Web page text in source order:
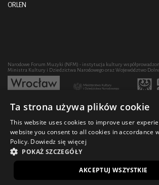
ORLEN
Narodowe Forum Muzyki (NFM) - instytucja kultury
Ministra Kultury i Dziedzictwa Narodowego oraz Województwo
Rozwój działalności artystycznej i edukacyjnej NFM poprzez zakup
© 2021 Narodowe Forum Muzyki Design
Ta strona używa plików cookie
This website uses cookies to improve user
website you consent to all cookies in accordance
Policy. Dowiedz się więcej
POKAŻ SZCZEGÓŁY
AKCEPTUJ WSZYSTKIE